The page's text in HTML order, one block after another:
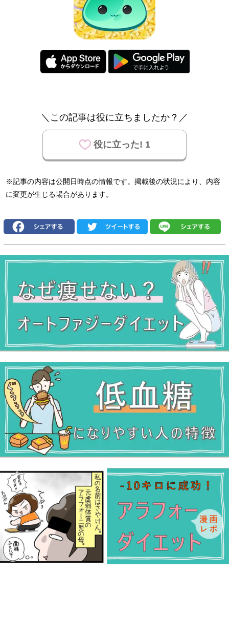
＼この記事は役に立ちましたか？／
役に立った! 1
※記事の内容は公開日時点の情報です。掲載後の状況により、内容
に変更が生じる場合があります。